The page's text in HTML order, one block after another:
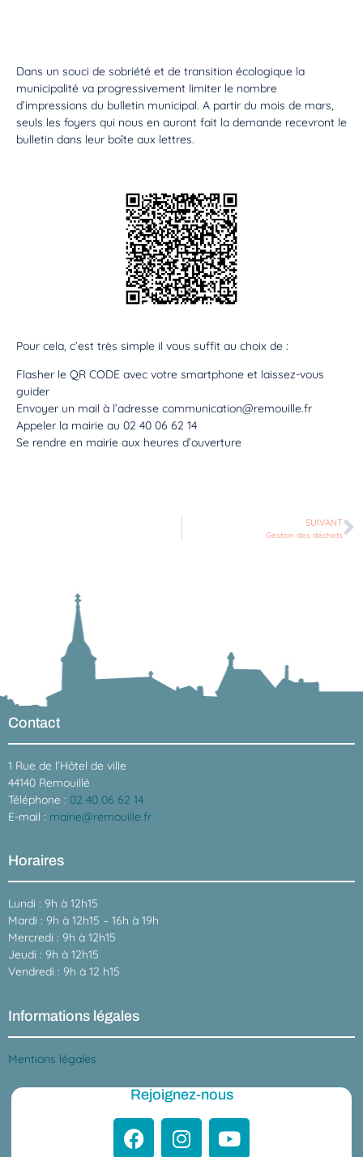
Dans un souci de sobriété et de transition écologique la
municipalité va progressivement limiter le nombre
d’impressions du bulletin municipal. A partir du mois de mars,
seuls les foyers qui nous en auront fait la demande recevront le
bulletin dans leur boîte aux lettres.
Pour cela, c’est très simple il vous suffit au choix de :
Flasher le QR CODE avec votre smartphone et laissez-vous
guider
Envoyer un mail à l’adresse communication@remouille.fr
Appeler la mairie au 02 40 06 62 14
Se rendre en mairie aux heures d’ouverture
SUIVANT
Gestion des déchets
Contact
1 Rue de l’Hôtel de ville
44140 Remouillé
Téléphone : 02 40 06 62 14
E-mail : mairie@remouille.fr
Horaires
Lundi : 9h à 12h15
Mardi : 9h à 12h15 – 16h à 19h
Mercredi : 9h à 12h15
Jeudi : 9h à 12h15
Vendredi : 9h à 12 h15
Informations légales
Mentions légales
Rejoignez-nous